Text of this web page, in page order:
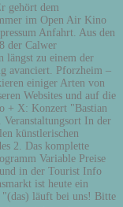
gehört dem
im Open Air Kino
Anfahrt. Aus den
der Calwer
längst zu einem der
avanciert. Pforzheim –
einiger Arten von
Websites und auf die
+ X: Konzert "Bastian
In der
künstlerischen
2. Das komplette
Variable Preise
in der Tourist Info
ist heute ein
läuft bei uns! Bitte